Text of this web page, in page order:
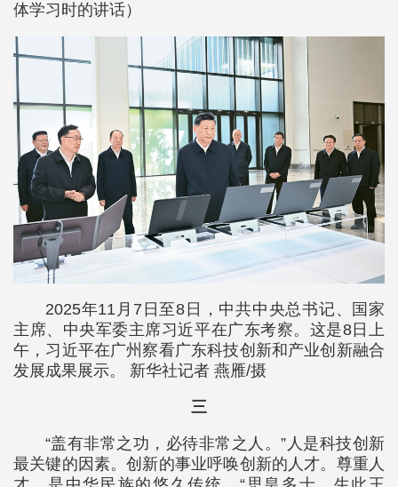
体学习时的讲话）
2025年11月7日至8日，中共中央总书记、国家
主席、中央军委主席习近平在广东考察。这是8日上
午，习近平在广州察看广东科技创新和产业创新融合
发展成果展示。 新华社记者 燕雁/摄
三
“盖有非常之功，必待非常之人。”人是科技创新
最关键的因素。创新的事业呼唤创新的人才。尊重人